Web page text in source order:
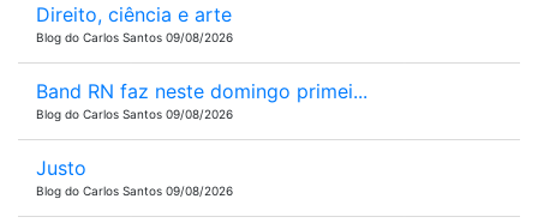
Direito, ciência e arte
Blog do Carlos Santos 09/08/2026
Band RN faz neste domingo primei...
Blog do Carlos Santos 09/08/2026
Justo
Blog do Carlos Santos 09/08/2026